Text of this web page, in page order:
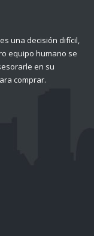
una decisión difícil,
equipo humano se
en su
comprar.